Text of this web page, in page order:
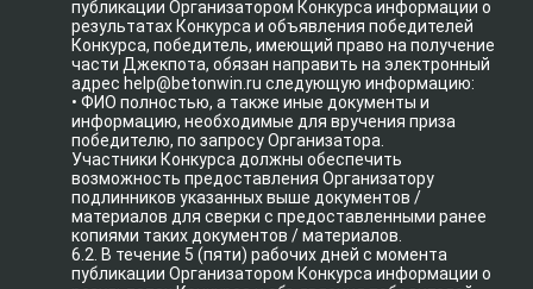
публикации Организатором Конкурса информации о
результатах Конкурса и объявления победителей
Конкурса, победитель, имеющий право на получение
части Джекпота, обязан направить на электронный
адрес help@betonwin.ru следующую информацию:
• ФИО полностью, а также иные документы и
информацию, необходимые для вручения приза
победителю, по запросу Организатора.
Участники Конкурса должны обеспечить
возможность предоставления Организатору
подлинников указанных выше документов /
материалов для сверки с предоставленными ранее
копиями таких документов / материалов.
6.2. В течение 5 (пяти) рабочих дней с момента
публикации Организатором Конкурса информации о